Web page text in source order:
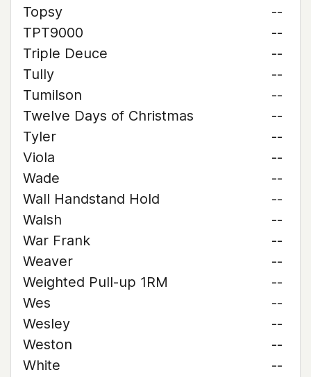
Topsy
--
TPT9000
--
Triple Deuce
--
Tully
--
Tumilson
--
Twelve Days of Christmas
--
Tyler
--
Viola
--
Wade
--
Wall Handstand Hold
--
Walsh
--
War Frank
--
Weaver
--
Weighted Pull-up 1RM
--
Wes
--
Wesley
--
Weston
--
White
--